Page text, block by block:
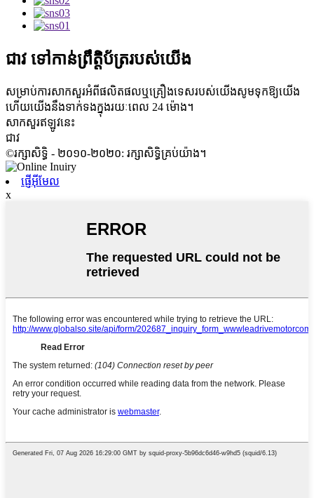
ជាវ ទៅកាន់ព្រឹត្តិប័ត្ររបស់យើង
សម្រាប់ការសាកសួរអំពីផលិតផលឬគ្រឿងទេសរបស់យើងសូមទុកឱ្យយើង
ហើយយើងនឹងទាក់ទងក្នុងរយៈពេល 24 ម៉ោង។
សាកសួរឥឡូវនេះ
ជាវ
©រក្សាសិទ្ធិ - ២០១០-២០២០: រក្សាសិទ្ធិគ្រប់យ៉ាង។
ផ្ញើអ៊ីមែល
x